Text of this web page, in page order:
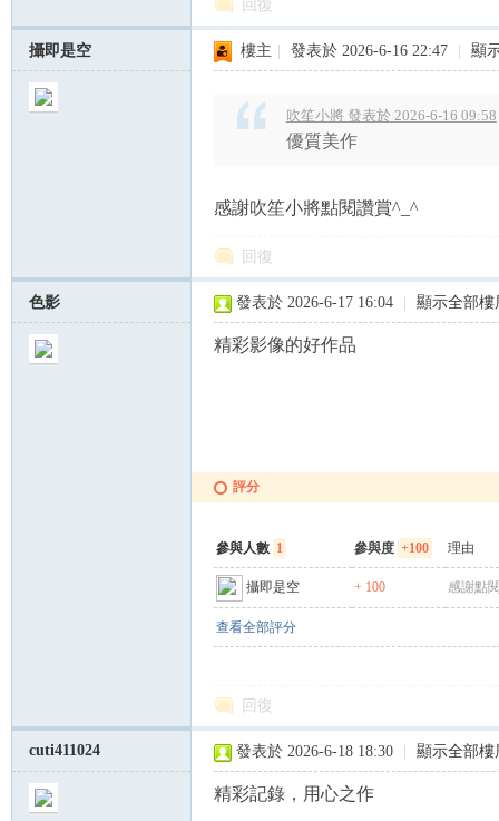
回復
攝即是空 樓主 發表於 2026-6-16 22:47 顯
吹笙小將 發表於 2026-6-16 09:58
優質美作
感謝吹笙小將點閱讚賞^_^
回復
色影 發表於 2026-6-17 16:04 顯示全部樓
精彩影像的好作品
評分
參與人數 1 參與度 +100 理由
攝即是空 + 100 感謝點
查看全部評分
回復
cuti411024 發表於 2026-6-18 18:30 顯示全部樓
精彩記錄，用心之作